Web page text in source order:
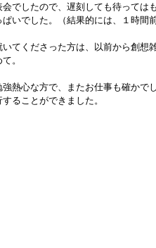
でしたので、遅刻しても待っては
いでした。（結果的には、１時間
てくださった方は、以前から創想
。
熱心な方で、またお仕事も確かで
ることができました。